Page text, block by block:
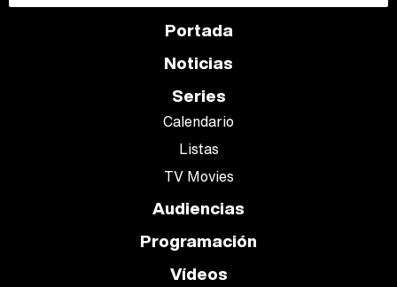
Portada
Noticias
Series
Calendario
Listas
TV Movies
Audiencias
Programación
Vídeos